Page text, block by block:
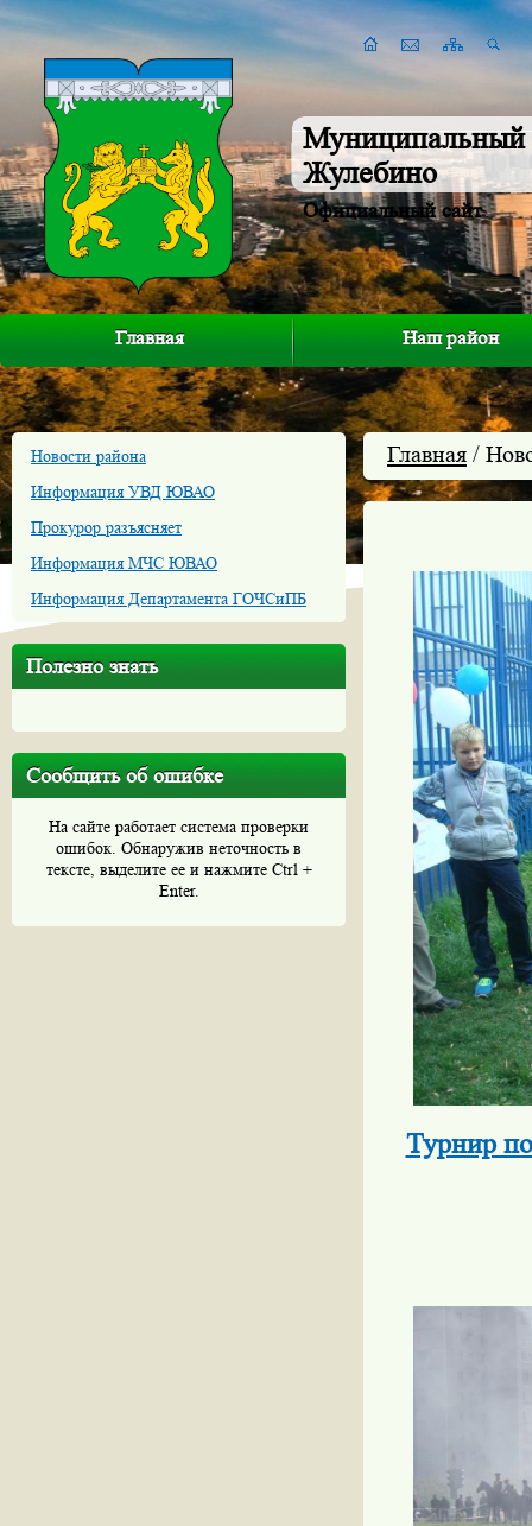
Муниципальный
Жулебино
Официальный сайт
Главная Наш район
Новости района
Информация УВД ЮВАО
Прокурор разъясняет
Информация МЧС ЮВАО
Информация Департамента ГОЧСиПБ
Полезно знать
Сообщить об ошибке
На сайте работает система проверки
ошибок. Обнаружив неточность в
тексте, выделите ее и нажмите Ctrl +
Enter.
Главная /
Турнир